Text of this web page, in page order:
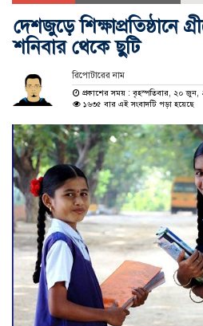
দেশজুড়ে শিক্ষাপ্রতিষ্ঠানে
শনিবার থেকে ছুটি
রিপোটারের নাম
প্রকাশের সময় : বৃহস্পতিবার, ২০ জুন,
১৬৩৫ বার এই সংবাদটি পড়া হয়েছে